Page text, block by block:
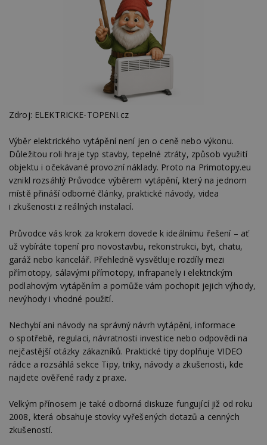
Zdroj: ELEKTRICKE-TOPENI.cz
Výběr elektrického vytápění není jen o ceně nebo výkonu.
Důležitou roli hraje typ stavby, tepelné ztráty, způsob využití
objektu i očekávané provozní náklady. Proto na Primotopy.eu
vznikl rozsáhlý Průvodce výběrem vytápění, který na jednom
místě přináší odborné články, praktické návody, videa
i zkušenosti z reálných instalací.
Průvodce vás krok za krokem dovede k ideálnímu řešení – ať
už vybíráte topení pro novostavbu, rekonstrukci, byt, chatu,
garáž nebo kancelář. Přehledně vysvětluje rozdíly mezi
přímotopy, sálavými přímotopy, infrapanely i elektrickým
podlahovým vytápěním a pomůže vám pochopit jejich výhody,
nevýhody i vhodné použití.
Nechybí ani návody na správný návrh vytápění, informace
o spotřebě, regulaci, návratnosti investice nebo odpovědi na
nejčastější otázky zákazníků. Praktické tipy doplňuje VIDEO
rádce a rozsáhlá sekce Tipy, triky, návody a zkušenosti, kde
najdete ověřené rady z praxe.
Velkým přínosem je také odborná diskuze fungující již od roku
2008, která obsahuje stovky vyřešených dotazů a cenných
zkušeností.